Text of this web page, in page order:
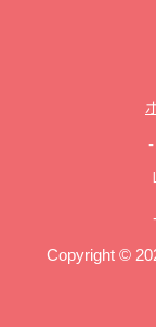
Copyright ©